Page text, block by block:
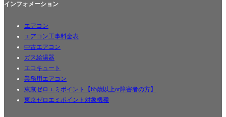
インフォメーション
エアコン
エアコン工事料金表
中古エアコン
ガス給湯器
エコキュート
業務用エアコン
東京ゼロエミポイント【65歳以上or障害者の方】
東京ゼロエミポイント対象機種